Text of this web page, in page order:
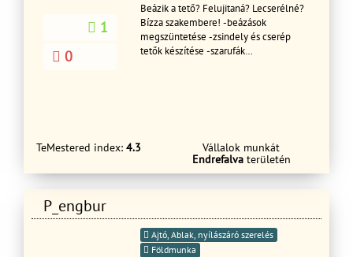
1
0
Beázik a tető? Felujitaná? Lecserélné?
Bízza szakembere! -beázások
megszüntetése -zsindely és cserép
tetők készítése -szarufák
lekenése,csavarozása.
TeMestered index: 4.3
Vállalok munkát
Endrefalvaterületén
P_engbur
Ajtó, Ablak, nyílászáró szerelés
Földmunka